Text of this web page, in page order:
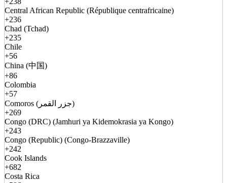
Central African Republic (République centrafricaine)
+236
Chad (Tchad)
+235
Chile
+56
China (中国)
+86
Colombia
+57
Comoros (جزر القمر)
+269
Congo (DRC) (Jamhuri ya Kidemokrasia ya Kongo)
+243
Congo (Republic) (Congo-Brazzaville)
+242
Cook Islands
+682
Costa Rica